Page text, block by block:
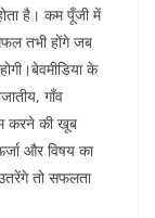
है। कम पूँजी में
तभी होंगे जब
के
गाँव
करने की खूब
और विषय का
तो सफलता